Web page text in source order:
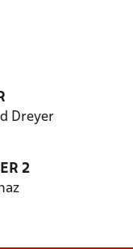
Dreyer
2